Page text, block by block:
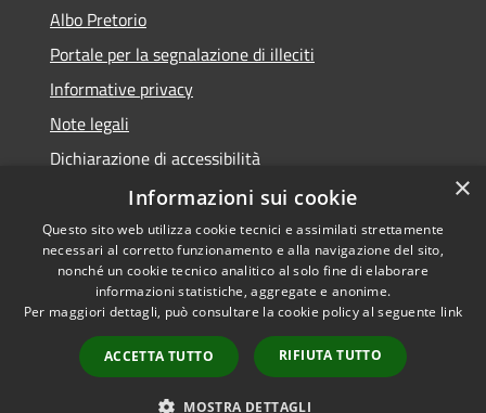
Albo Pretorio
Portale per la segnalazione di illeciti
Informative privacy
Note legali
Dichiarazione di accessibilità
Segnalazioni di inaccessibilità
RSS
Accessibilità
Copyright © 2026 • Comune di
Municipium•
Accesso
redazione
×
Informazioni sui cookie
Questo sito web utilizza cookie tecnici e assimilati strettamente
necessari al corretto funzionamento e alla navigazione del sito,
nonché un cookie tecnico analitico al solo fine di elaborare
informazioni statistiche, aggregate e anonime.
Per maggiori dettagli, può consultare la cookie policy al seguente link
ACCETTA TUTTO RIFIUTA TUTTO
MOSTRA DETTAGLI